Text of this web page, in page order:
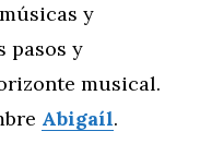
y
pasos y
musical.
Abigaíl.